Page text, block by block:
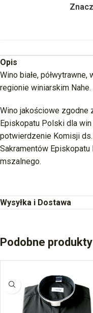
Opis
Wino białe,
regionie winiarskim Nahe.
Wino jakościowe zgodne
Episkopatu Polski dla
potwierdzenie Komisji
Sakramentów
mszalnego.
Wysyłka i Dostawa
Podobne produkty